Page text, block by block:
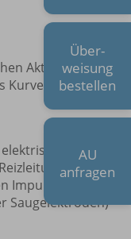
Aktivitäten aller
Kurven dargestellt
Impulse werden
Saugelektroden)
Über-
weisung
bestellen
AU
anfragen